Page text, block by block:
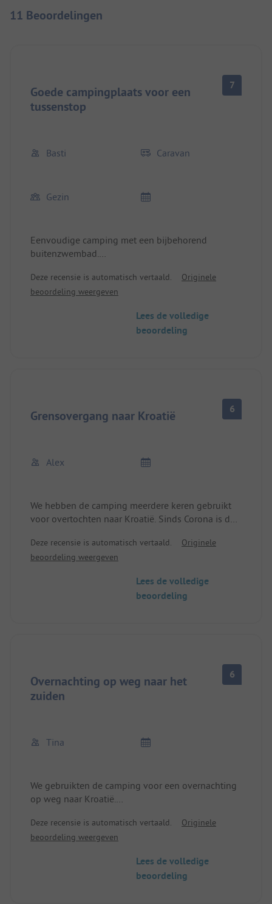
11 Beoordelingen
Goede campingplaats voor een
tussenstop
7
Basti Caravan
Gezin
Eenvoudige camping met een bijbehorend
buitenzwembad.
voorzieningen worden ook door de badgasten
gebruikt, daarom is het erg eenvoudig gehouden.
Bij de volgende keer zullen we twee nachten
Deze recensie is automatisch vertaald.
Originele
beoordeling weergeven
Lees de volledige
beoordeling
Grensovergang naar Kroatië 6
Alex
We hebben de camping meerdere keren gebruikt
voor overtochten naar Kroatië. Sinds Corona is de
hoogseizoen voor gesloten hekken staat. Erg
jammer. We moesten overnachten op een
komt. Als je te gast bent op de camping is het
buitenzwembad inbegrepen.
Deze recensie is automatisch vertaald.
Originele
beoordeling weergeven
Lees de volledige
beoordeling
Overnachting op weg naar het
zuiden
6
Tina
We gebruikten de camping voor een overnachting
op weg naar Kroatië.
voor één nacht.
Het sanitairgebouw is eenvoudig, maar voldoende
Er is veel kalkaanslag in de douches.
Bij aankomst rijd je naar binnen, zoekt een
Deze recensie is automatisch vertaald.
Originele
beoordeling weergeven
Lees de volledige
beoordeling